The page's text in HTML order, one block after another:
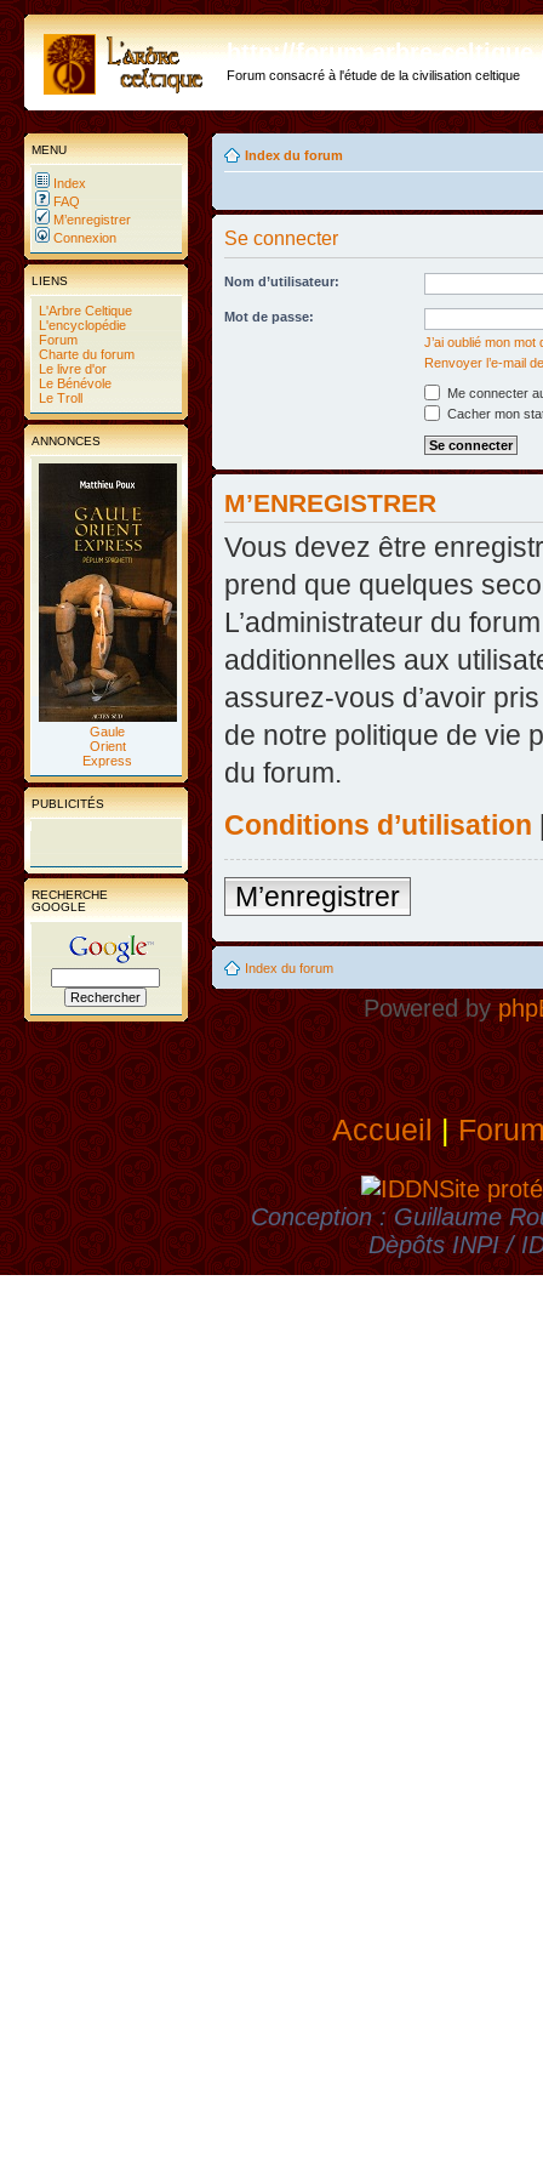
http://forum.arbre-
Forum consacré à l'étude de la civilisation celtique
MENU
Index
FAQ
M’enregistrer
Connexion
LIENS
L'Arbre Celtique
L'encyclopédie
Forum
Charte du forum
Le livre d'or
Le Bénévole
Le Troll
ANNONCES
Gaule
Orient
Express
PUBLICITÉS
RECHERCHE
GOOGLE
Index du forum
Se connecter
Nom d’utilisateur:
Mot de passe:
J’ai oublié mon mot
Renvoyer l’e-mail
Me connecter
Cacher mon
M’ENREGISTRER
Vous devez être
prend que quelques
L’administrateur du
additionnelles aux
assurez-vous d’avoir
de notre politique de vie
du forum.
Conditions d’utilisation
M’enregistrer
Index du forum
Powered by
Accueil|
Site
Conception : Guillaume
Dèpôts INPI /